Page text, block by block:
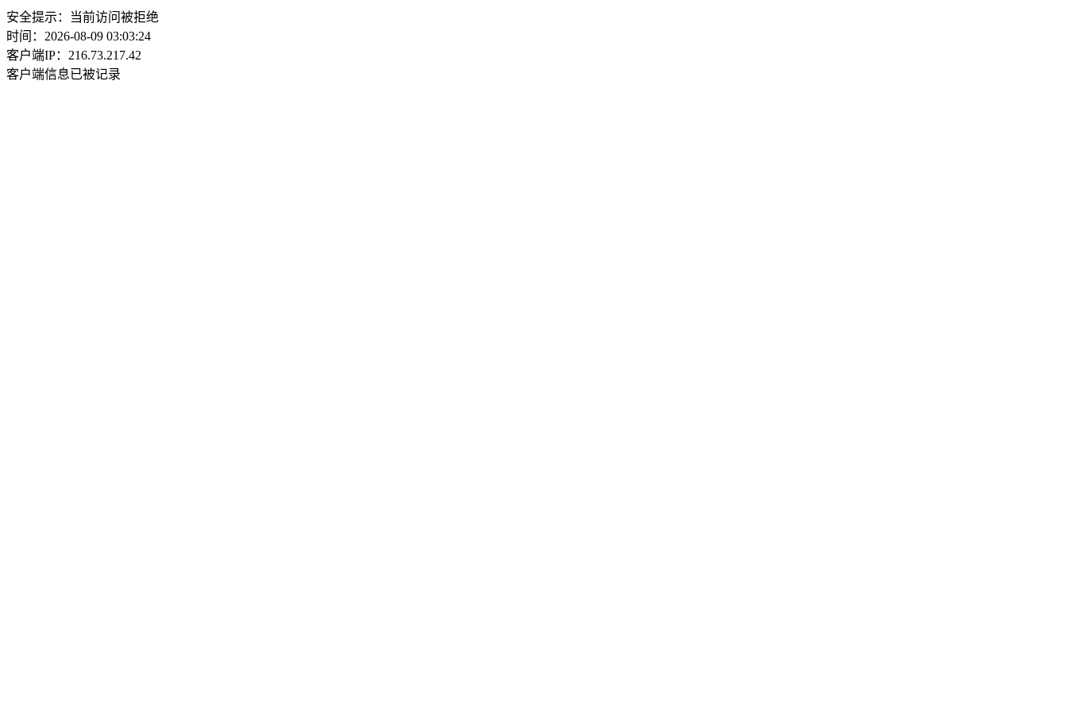
安全提示：当前访问被拒绝
时间：2026-08-09 03:03:24
客户端IP：216.73.217.42
客户端信息已被记录